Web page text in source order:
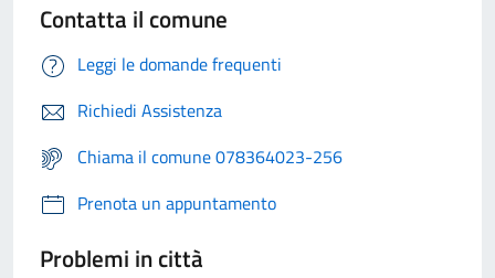
Contatta il comune
Leggi le domande frequenti
Richiedi Assistenza
Chiama il comune 078364023-256
Prenota un appuntamento
Problemi in città